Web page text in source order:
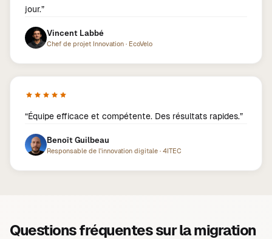
jour.”
Vincent Labbé
Chef de projet Innovation · EcoVelo
“Équipe efficace et compétente. Des résultats rapides.”
Benoît Guilbeau
Responsable de l'innovation digitale · 4ITEC
Questions fréquentes sur la migration